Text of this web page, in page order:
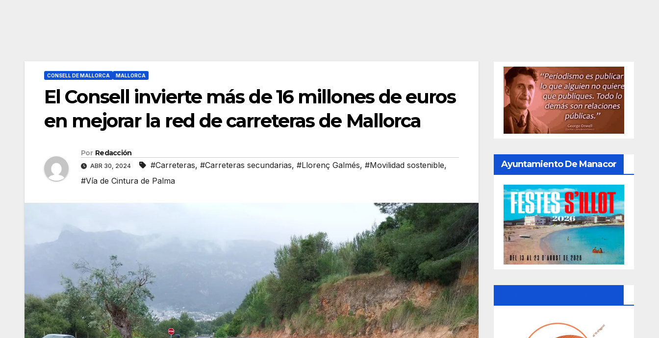
CONSELL DE MALLORCA MALLORCA
El Consell invierte más de 16 millones de euros
en mejorar la red de carreteras de Mallorca
Por Redacción
ABR 30, 2024 #Carreteras, #Carreteras secundarias, #Llorenç Galmés, #Movilidad sostenible,
#Vía de Cintura de Palma
Ayuntamiento De Manacor